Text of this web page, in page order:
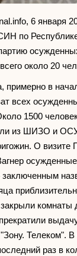
6 января
по
около 20
примерно в
всех
1500
из ШИЗО и
О визите
комнаты
Телеком".
раз в